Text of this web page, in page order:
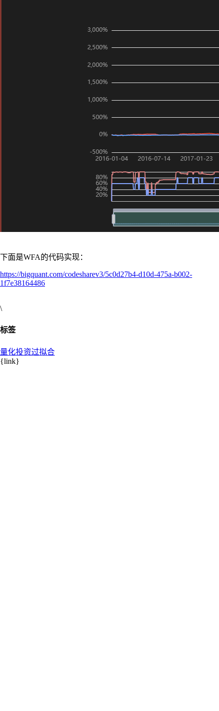
下面是WFA的代码实现：
https://bigquant.com/codesharev3/5c0d27b4-d10d-475a-b002-
1f7e38164486
\
标签
量化投资过拟合
{link}